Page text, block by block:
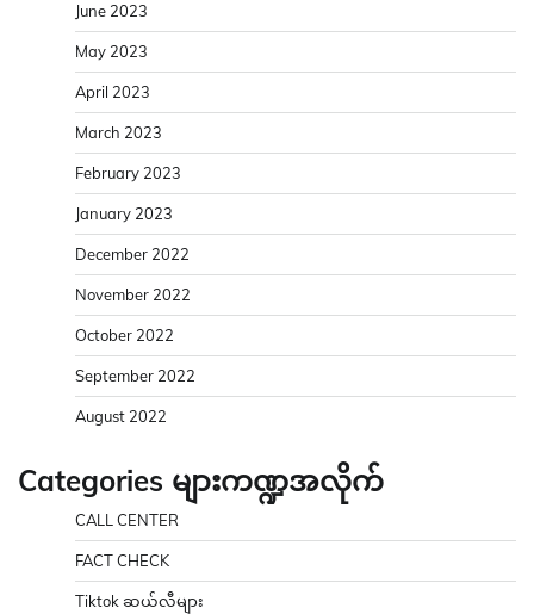
June 2023
May 2023
April 2023
March 2023
February 2023
January 2023
December 2022
November 2022
October 2022
September 2022
August 2022
Categories များကဏ္ဍအလိုက်
CALL CENTER
FACT CHECK
Tiktok ဆယ်လီများ